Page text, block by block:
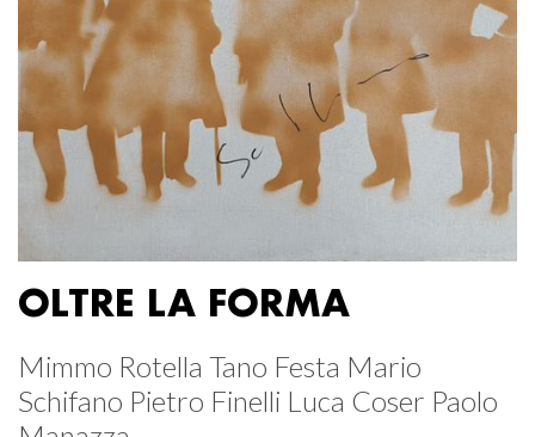
OLTRE LA FORMA
Mimmo Rotella Tano Festa Mario
Schifano Pietro Finelli Luca Coser Paolo